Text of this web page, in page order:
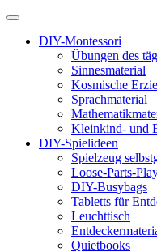
DIY-Montessori
Übungen des
Sinnesmaterial
Kosmische
Sprachmaterial
Kleinkind- und
DIY-Spielideen
Spielzeug
Loose-Parts-
DIY-Busybags
Tabletts für
Leuchttisch
Quietbooks